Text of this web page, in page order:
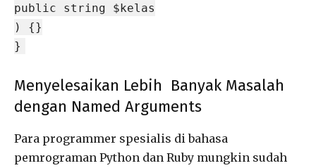
public string $kelas
) {}
}
Menyelesaikan Lebih Banyak Masalah
dengan Named Arguments
Para programmer spesialis di bahasa
pemrograman Python dan Ruby mungkin sudah